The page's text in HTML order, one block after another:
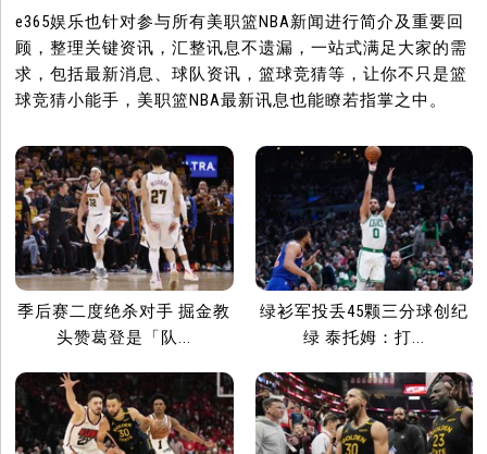
e365娱乐也针对参与所有美职篮NBA新闻进行简介及重要回
顾，整理关键资讯，汇整讯息不遗漏，一站式满足大家的需
求，包括最新消息、球队资讯，篮球竞猜等，让你不只是篮
球竞猜小能手，美职篮NBA最新讯息也能瞭若指掌之中。
季后赛二度绝杀对手 掘金教
头赞葛登是「队...
绿衫军投丢45颗三分球创纪
绿 泰托姆：打...